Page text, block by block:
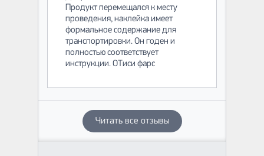
Продукт перемещался к месту
проведения, наклейка имеет
формальное содержание для
транспортировки. Он годен и
полностью соответствует
инструкции. ОТиси фарс
Читать все отзывы